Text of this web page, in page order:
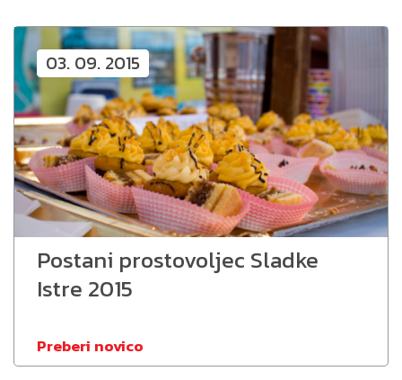
03. 09. 2015
Postani prostovoljec Sladke
Istre 2015
Preberi novico